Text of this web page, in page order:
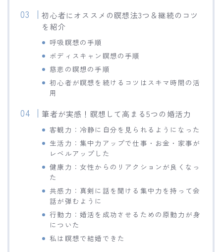
初心者にオススメの瞑想法3つ＆継続のコツ
を紹介
呼吸瞑想の手順
ボディスキャン瞑想の手順
慈悲の瞑想の手順
初心者が瞑想を続けるコツはスキマ時間の活
用
筆者が実感！瞑想して高まる5つの婚活力
客観力：冷静に自分を見られるようになった
生活力：集中力アップで仕事・お金・家事が
レベルアップした
健康力：女性からのリアクションが良くなっ
た
共感力：真剣に話を聞ける集中力を持って会
話が弾むように
行動力：婚活を成功させるための原動力が身
についた
私は瞑想で結婚できた